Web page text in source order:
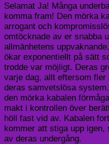
Selamat Ja! Många
komma fram! Den mörka
arrogant och
omtöcknade av er snabba
allmänhetens
ökar exponentiellt på sätt
trodde var möjligt. Deras
varje dag, allt eftersom
deras samvetslösa
den mörka kabalen
makt i kontrollen över
höll fast vid av. Kabalen
kommer att stiga upp
av deras undergång.